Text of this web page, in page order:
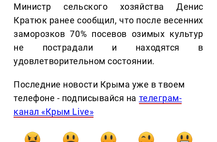
Министр сельского хозяйства Денис
Кратюк ранее сообщил, что после весенних
заморозков 70% посевов озимых культур
не пострадали и находятся в
удовлетворительном состоянии.
Последние новости Крыма уже в твоем
телефоне - подписывайся на телеграм-
канал «Крым Live»